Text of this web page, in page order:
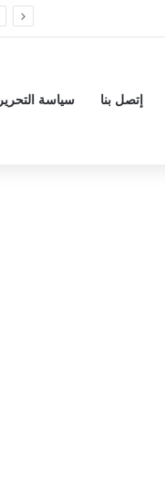
إتصل بنا سياسة التحرير